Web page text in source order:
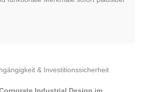
& Investitionssicherheit